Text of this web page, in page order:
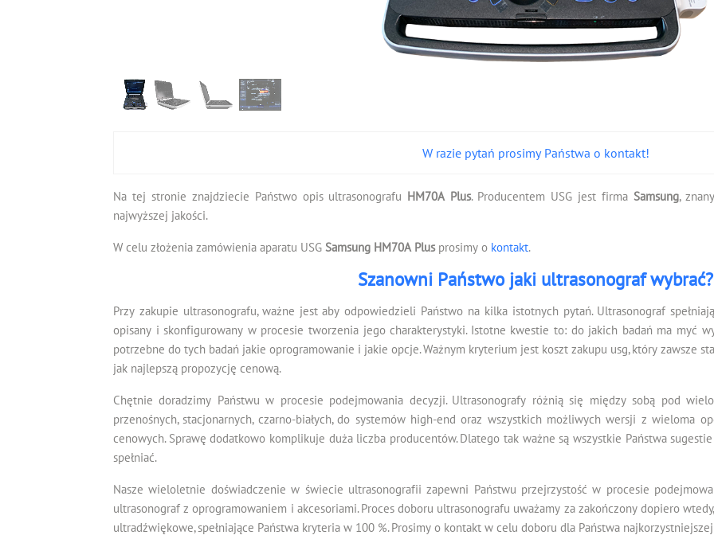
W razie pytań prosimy Państwa o kontakt!
Na tej stronie znajdziecie Państwo opis ultrasonografu HM70A Plus. Producentem USG jest firma Samsung,
najwyższej jakości.
W celu złożenia zamówienia aparatu USG Samsung HM70A Plusprosimy o kontakt.
Szanowni Państwo jaki ultrasonograf wybrać?
Przy zakupie ultrasonografu, ważne jest aby odpowiedzieli Państwo na kilka istotnych pytań. Ultrasonograf
opisany i skonfigurowany w procesie tworzenia jego charakterystyki. Istotne kwestie to: do jakich badań ma myć
potrzebne do tych badań jakie oprogramowanie i jakie opcje. Ważnym kryterium jest koszt zakupu usg, który zawsze
jak najlepszą propozycję cenową.
Chętnie doradzimy Państwu w procesie podejmowania decyzji. Ultrasonografy różnią się między sobą pod
przenośnych, stacjonarnych, czarno-białych, do systemów high-end oraz wszystkich możliwych wersji z wieloma
cenowych. Sprawę dodatkowo komplikuje duża liczba producentów. Dlatego tak ważne są wszystkie Państwa
spełniać.
Nasze wieloletnie doświadczenie w świecie ultrasonografii zapewni Państwu przejrzystość w procesie
ultrasonograf z oprogramowaniem i akcesoriami. Proces doboru ultrasonografu uważamy za zakończony dopiero
ultradźwiękowe, spełniające Państwa kryteria w 100 %. Prosimy o kontakt w celu doboru dla Państwa